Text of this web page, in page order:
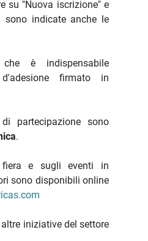
su "Nuova iscrizione" e
sono indicate anche le
è indispensabile
firmato in
partecipazione sono
.
fiera e sugli eventi in
sono disponibili online
iniziative del settore